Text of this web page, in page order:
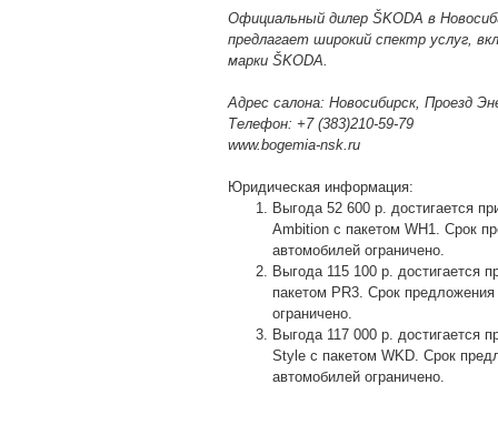
Официальный дилер ŠKODA в
предлагает широкий спектр услуг,
марки ŠKODA.
Адрес салона: Новосибирск, Проезд
Телефон: +7 (383)210-59-79
www.bogemia-nsk.ru
Юридическая информация:
Выгода 52 600 р. достигается
Ambition с пакетом WH1. Срок
автомобилей ограничено.
Выгода 115 100 р. достигается
пакетом PR3. Срок
ограничено.
Выгода 117 000 р. достигается
Style с пакетом WKD. Срок
автомобилей ограничено.